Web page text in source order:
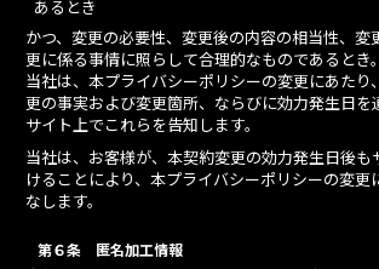
あるとき
かつ、変更の必要性、変更後の内容の相当性、変
更に係る事情に照らして合理的なものであるとき。
当社は、本プライバシーポリシーの変更にあたり
更の事実および変更箇所、ならびに効力発生日を
サイト上でこれらを告知します。
当社は、お客様が、本契約変更の効力発生日後も
けることにより、本プライバシーポリシーの変更
なします。
第６条 匿名加工情報